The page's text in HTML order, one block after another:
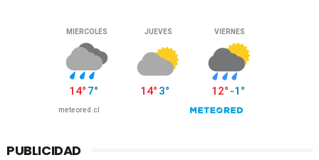
PUBLICIDAD